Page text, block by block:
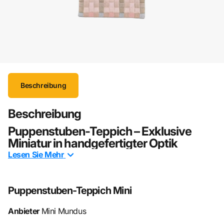
Beschreibung
Beschreibung
Puppenstuben-Teppich – Exklusive
Miniatur in handgefertigter Optik
Verleihen Sie Ihrer Puppenstube eine Aura von Eleganz und
Handwerkskunst und traditionellen Designs überzeugt
dieses exklusive Accessoire durch seine
Lesen Sie Mehr
Puppenstuben-Teppich Mini
AnbieterMini Mundus